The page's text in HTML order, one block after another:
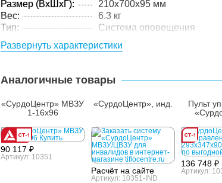
Размер (ВxШxГ):
210x700x95 мм
Вес:
6.3 кг
Тип:
Система оповещения
Материал:
Параметры упакованного товара:
Вес:
7.3 кг
упаковке:
Развернуть характеристики
Аналогичные товары
«СурдоЦентр» МВЗУ
1-16х96
90 117 ₽
Артикул: 10351
«СурдоЦентр», инд.
Расчёт на сайте
Артикул: 10351-IND
Пульт
136 748 ₽
Артикул: